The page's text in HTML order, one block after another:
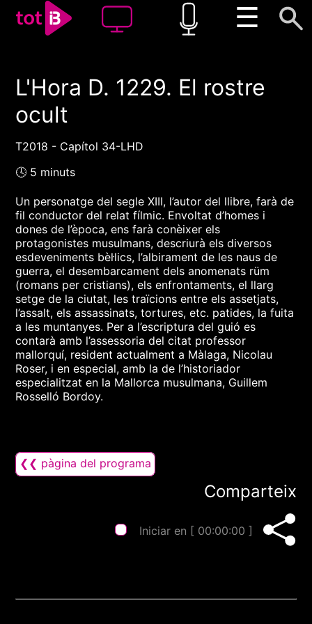
☰
00:00 00:00
L'Hora D. 1229. El rostre
ocult
T2018 - Capítol 34-LHD
🕓 5 minuts
Un personatge del segle XIII, l’autor del llibre, farà de
fil conductor del relat fílmic. Envoltat d’homes i
dones de l’època, ens farà conèixer els
protagonistes musulmans, descriurà els diversos
esdeveniments bèl·lics, l’albirament de les naus de
guerra, el desembarcament dels anomenats rüm
(romans per cristians), els enfrontaments, el llarg
setge de la ciutat, les traïcions entre els assetjats,
l’assalt, els assassinats, tortures, etc. patides, la fuita
a les muntanyes. Per a l’escriptura del guió es
contarà amb l’assessoria del citat professor
mallorquí, resident actualment a Màlaga, Nicolau
Roser, i en especial, amb la de l’historiador
especialitzat en la Mallorca musulmana, Guillem
Rosselló Bordoy.
❮❮ pàgina del programa
Comparteix
Iniciar en [ 00:00:00 ]